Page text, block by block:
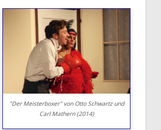
"Der Meisterboxer" von Otto Schwartz und
Carl Mathern (2014)